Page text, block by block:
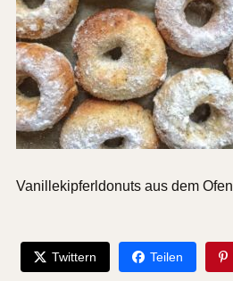
Vanillekipferldonuts aus dem Ofen
Twittern Teilen